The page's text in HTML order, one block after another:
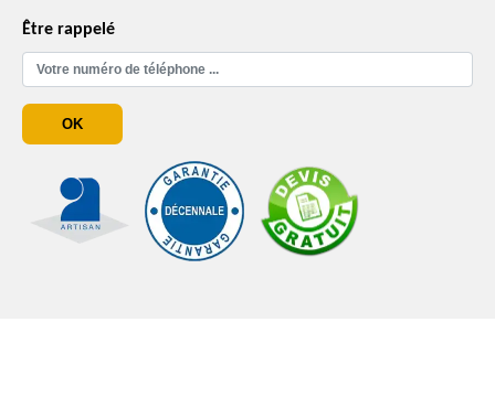
Être rappelé